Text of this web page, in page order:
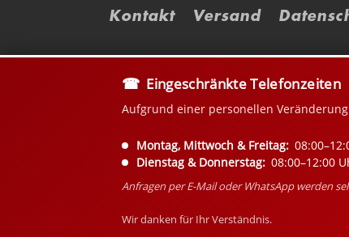
Kontakt Versand
Eingeschränkte Telefonzeiten
Aufgrund einer personellen
Montag, Mittwoch & Freitag:
Dienstag & Donnerstag: 08:00–12:00
Anfragen per E-Mail oder WhatsApp werden
Wir danken für Ihr Verständnis.